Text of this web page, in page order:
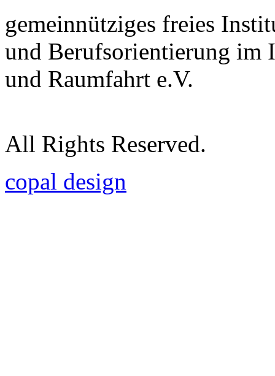
gemeinnütziges freies
und Berufsorientierung im
und Raumfahrt e.V.
All Rights Reserved.
copal design